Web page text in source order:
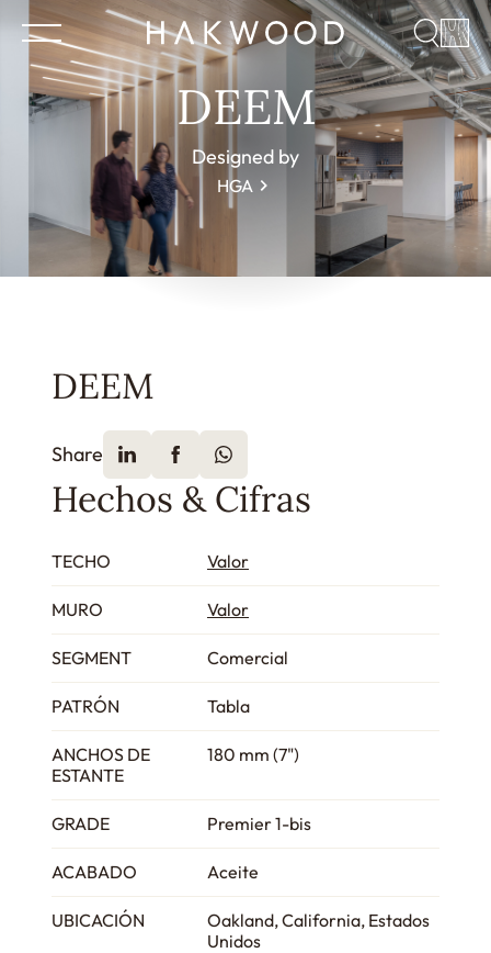
DEEM
Designed by
HGA
DEEM
Share
Hechos & Cifras
TECHO Valor
MURO Valor
SEGMENT Comercial
PATRÓN Tabla
ANCHOS DE
ESTANTE
180 mm (7")
GRADE Premier 1-bis
ACABADO Aceite
UBICACIÓN
Oakland, California, Estados
Unidos